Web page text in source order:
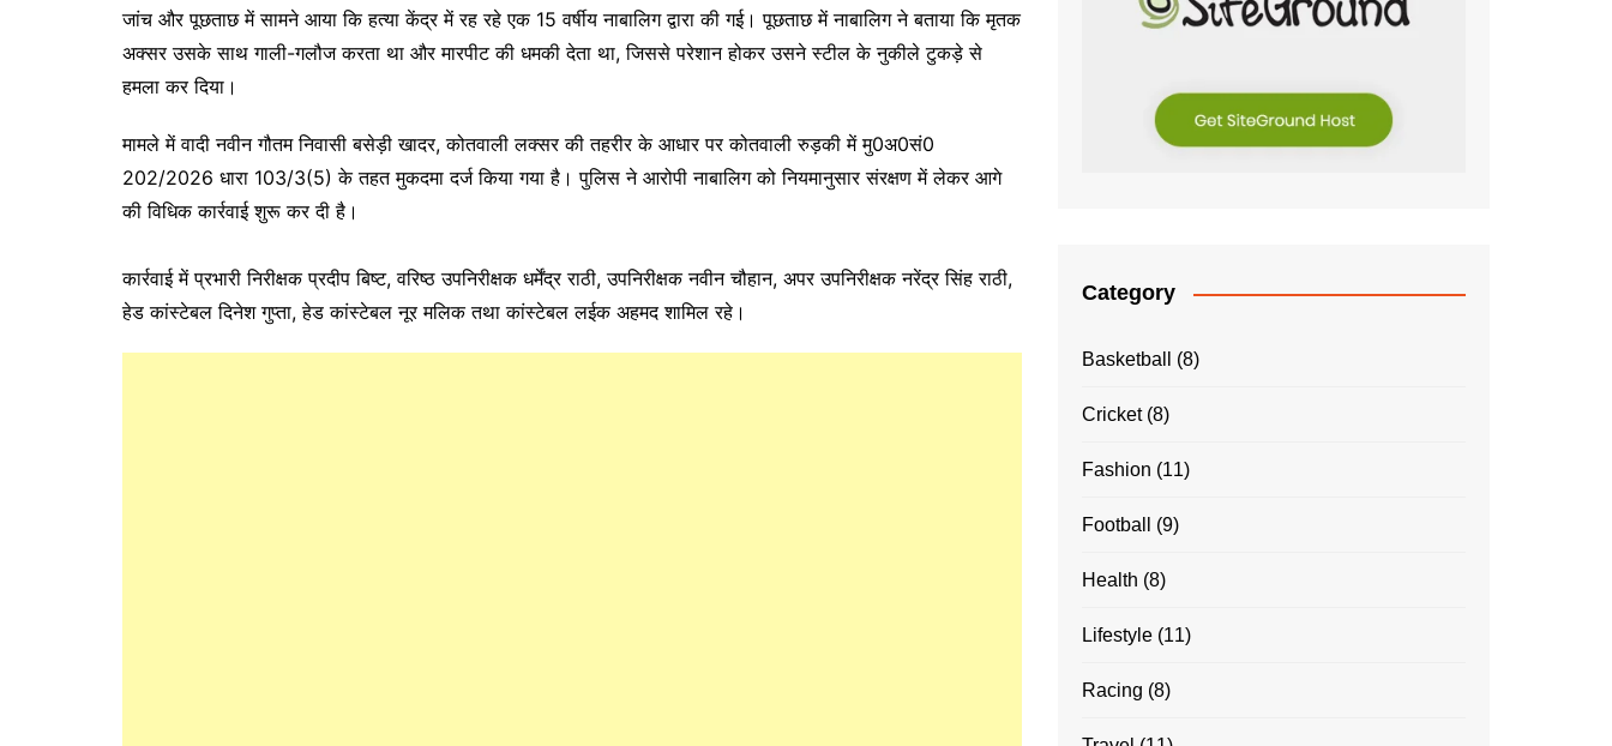
जांच और पूछताछ में सामने आया कि हत्या केंद्र में रह रहे एक 15 वर्षीय नाबालिग द्वारा की गई। पूछताछ में नाबालिग ने बताया कि मृतक
अक्सर उसके साथ गाली-गलौज करता था और मारपीट की धमकी देता था, जिससे परेशान होकर उसने स्टील के नुकीले टुकड़े से
हमला कर दिया।
मामले में वादी नवीन गौतम निवासी बसेड़ी खादर, कोतवाली लक्सर की तहरीर के आधार पर कोतवाली रुड़की में मु0अ0सं0
202/2026 धारा 103/3(5) के तहत मुकदमा दर्ज किया गया है। पुलिस ने आरोपी नाबालिग को नियमानुसार संरक्षण में लेकर आगे
की विधिक कार्रवाई शुरू कर दी है।
कार्रवाई में प्रभारी निरीक्षक प्रदीप बिष्ट, वरिष्ठ उपनिरीक्षक धर्मेंद्र राठी, उपनिरीक्षक नवीन चौहान, अपर उपनिरीक्षक नरेंद्र सिंह राठी,
हेड कांस्टेबल दिनेश गुप्ता, हेड कांस्टेबल नूर मलिक तथा कांस्टेबल लईक अहमद शामिल रहे।
Category
Basketball (8)
Cricket(8)
Fashion (11)
Football (9)
Health (8)
Lifestyle (11)
Racing (8)